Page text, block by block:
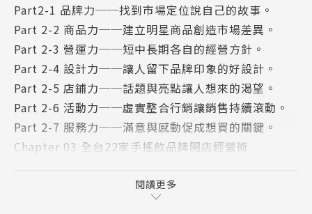
◎從台灣紅到海外，看全世界如何一起瘋手搖飲
介紹自台灣發跡或經營者為台灣人的手搖飲品牌，看他
們如何進行海外市場的布局拓點，進入當地不僅造成話
題、甚至刮起炫風。介紹國外品牌如何借鏡台灣，發展
出獨有的成功套路，替手搖飲市場帶來新氣象。
◎掌握店鋪經營七力學，讓品牌走得長遠又精采
有系統、策略地思考開店過程中該注意的事項與環節，
品力」、「營運力」、「設計力」、「店鋪力」、「活
Part2-1 品牌力──找到市場定位說自己的故事。
Part 2-2 商品力──建立明星商品創造市場差異。
Part 2-3 營運力──短中長期各自的經營方針。
Part 2-4 設計力──讓人留下品牌印象的好設計。
Part 2-5 店鋪力──話題與亮點讓人想來的渴望。
Part 2-6 活動力──虛實整合行銷讓銷售持續滾動。
Part 2-7 服務力──滿意與感動促成想買的關鍵。
Chapter 03 全台22家手搖飲品牌開店經營術
Part 3-2 複合式手搖飲茶飲
Chapter 04 手搖飲店開店計畫
閱讀更多